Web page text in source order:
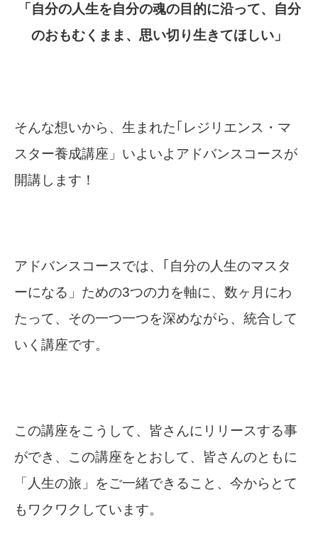
「自分の人生を自分の魂の目的に沿って、自分
のおもむくまま、思い切り生きてほしい」
そんな想いから、生まれた｢レジリエンス・マ
スター養成講座」いよいよアドバンスコースが
開講します！
アドバンスコースでは、｢自分の人生のマスタ
ーになる」ための3つの力を軸に、数ヶ月にわ
たって、その一つ一つを深めながら、統合して
いく講座です。
この講座をこうして、皆さんにリリースする事
ができ、この講座をとおして、皆さんのともに
「人生の旅」をご一緒できること、今からとて
もワクワクしています。